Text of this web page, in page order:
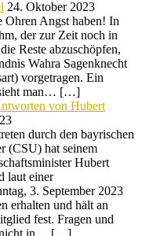
24. Oktober 2023
Ohren Angst haben! In
der zur Zeit noch in
Reste abzuschöpfen,
Wahra Sagenknecht
vorgetragen. Ein
sieht man… […]
von Hubert
durch den bayrischen
(CSU) hat seinem
Hubert
laut einer
3. September 2023
erhalten und hält an
fest. Fragen und
nicht in… […]